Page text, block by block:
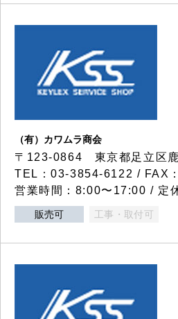
（有）カワムラ商会
〒123-0864 東京都足立区
TEL：03-3854-6122 / FAX
営業時間：8:00〜17:00 / 定
販売可 工事・取付可